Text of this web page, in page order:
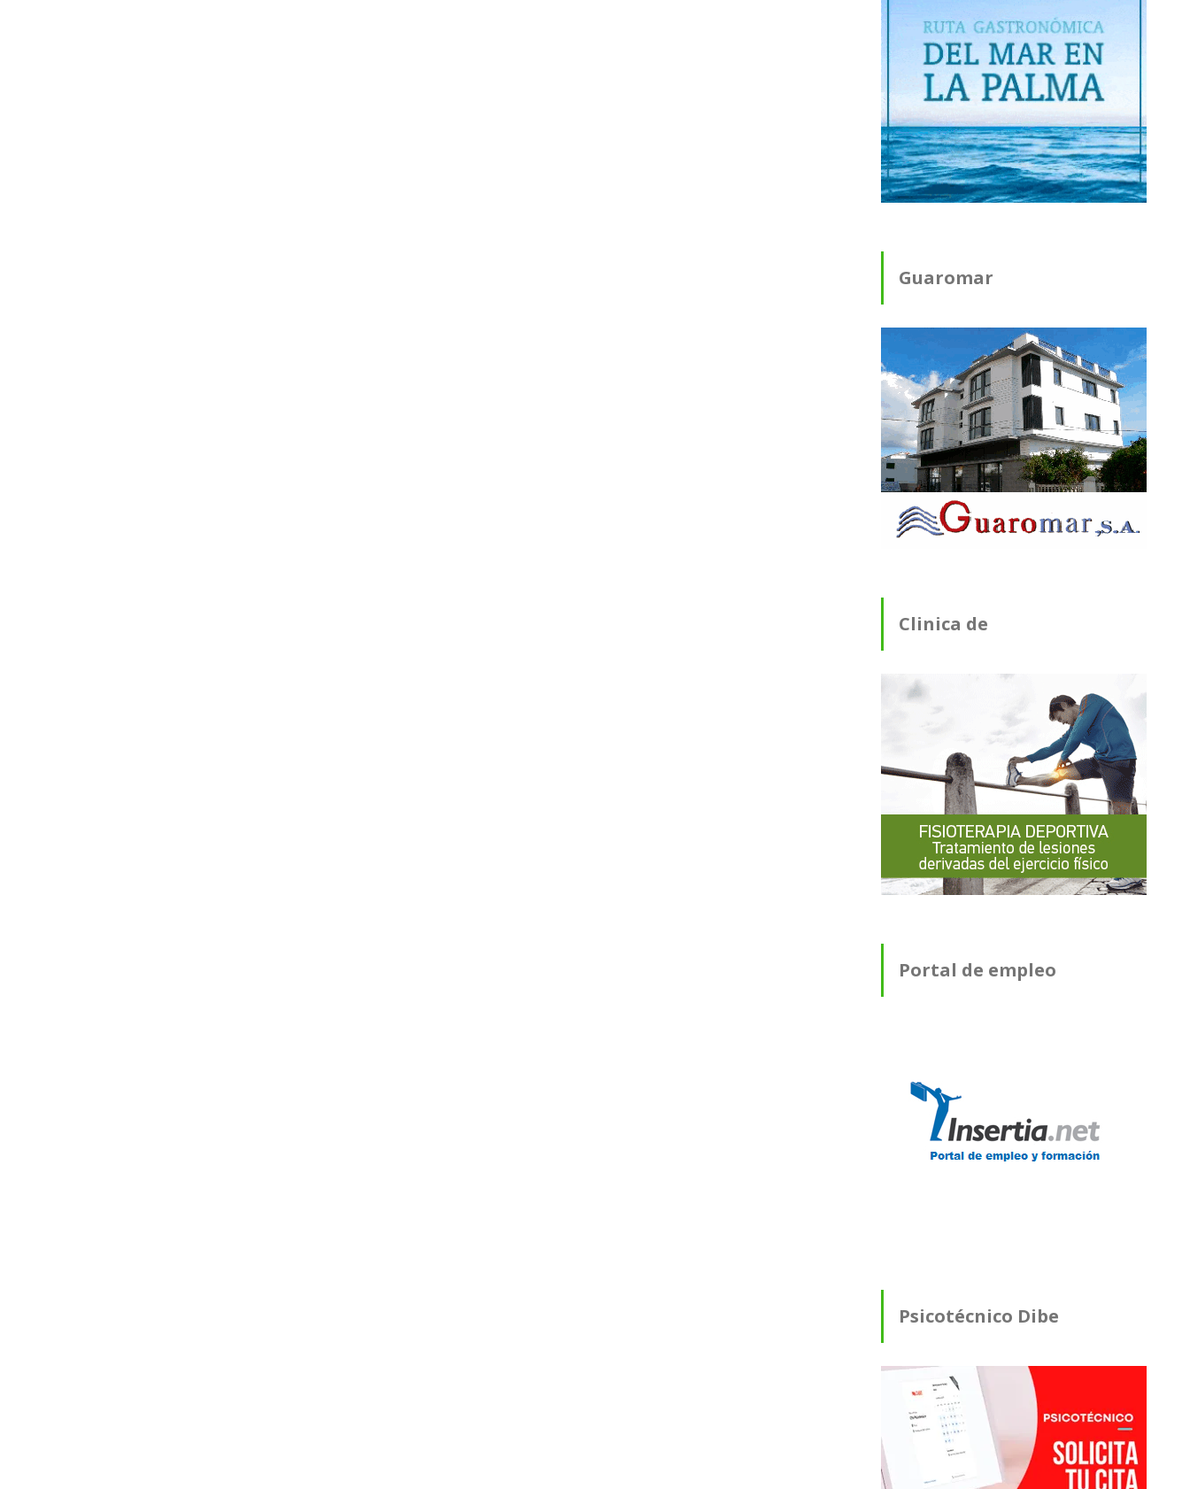
Guaromar
Clinica de
Fisioterapia
Portal de empleo
Psicotécnico Dibe